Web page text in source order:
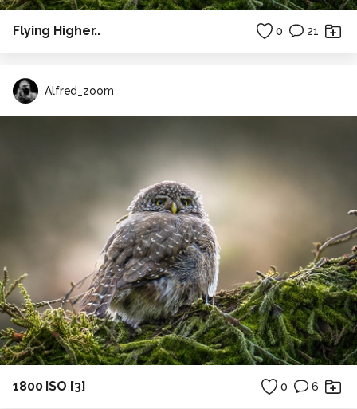
Flying Higher.. 0 21
Alfred_zoom
1800 ISO [3] 0 6